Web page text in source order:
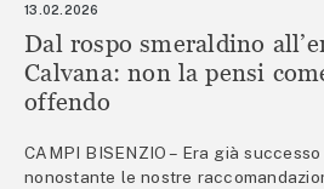
13.02.2026
Dal rospo smeraldino
Calvana: non la pensi
offendo
CAMPI BISENZIO – Era già
nonostante le nostre